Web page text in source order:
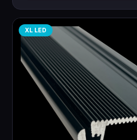
XL LED